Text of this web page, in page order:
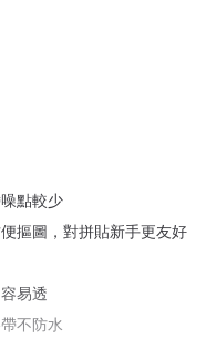
點較少
摳圖，對拼貼新手更友好
易透
不防水